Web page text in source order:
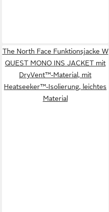
The North Face Funktionsjacke W
QUEST MONO INS JACKET mit
DryVent™-Material, mit
Heatseeker™-Isolierung, leichtes
Material